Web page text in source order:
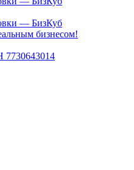
— БизКуб
бизнесом!